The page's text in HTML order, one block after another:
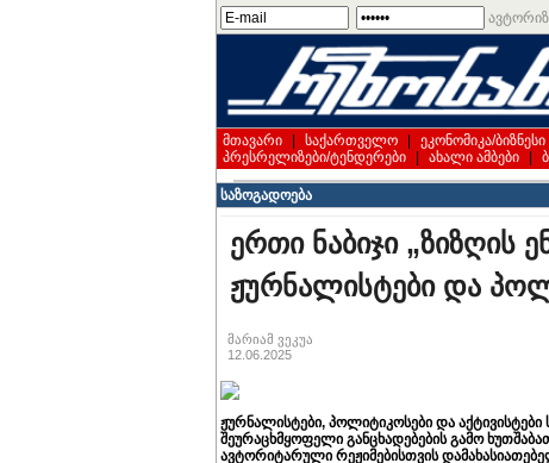
მთავარი საქართველო ეკონომიკა/ბიზნესი
პრესრელიზები/ტენდერები
ახალი ამბები
საზოგადოება
ერთი ნაბიჯი „ზიზღის
ჟურნალისტები და
მარიამ ვეკუა
12.06.2025
ჟურნალისტები, პოლიტიკოსები და
შეურაცხმყოფელი განცხადებების გამო
ავტორიტარული რეჟიმებისთვის